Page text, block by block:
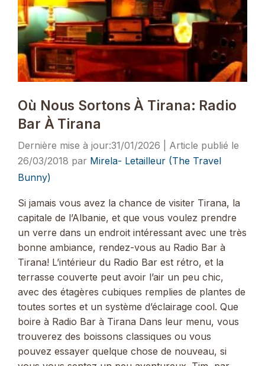
Où Nous Sortons À Tirana: Radio
Bar À Tirana
31/01/2026
26/03/2018 par Mirela- Letailleur (The Travel
Bunny)
Si jamais vous avez la chance de visiter Tirana, la
capitale de l’Albanie, et que vous voulez prendre
un verre dans un endroit intéressant avec une très
bonne ambiance, rendez-vous au Radio Bar à
Tirana! L’intérieur du Radio Bar est rétro, et la
terrasse couverte peut avoir l’air un peu chic,
avec des étagères cubiques remplies de plantes de
toutes sortes et un système d’éclairage cool. Que
boire à Radio Bar à Tirana Dans leur menu, vous
trouverez des boissons classiques ou vous
pouvez essayer quelque chose de nouveau, si